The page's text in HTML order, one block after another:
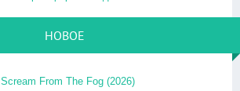
НОВОЕ
Scream From The Fog (2026)